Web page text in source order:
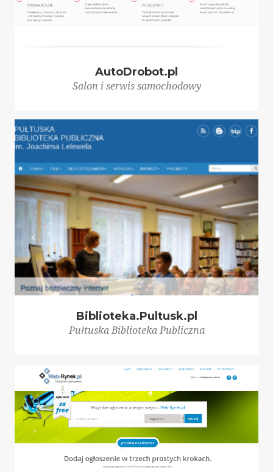
AutoDrobot.pl
Salon i serwis samochodowy
Biblioteka.Pultusk.pl
Pułtuska Biblioteka Publiczna